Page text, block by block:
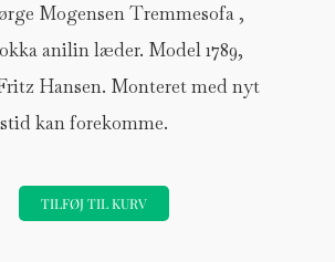
Mogensen Tremmesofa ,
anilin læder. Model 1789,
Hansen. Monteret med nyt
kan forekomme.
TILFØJ TIL KURV